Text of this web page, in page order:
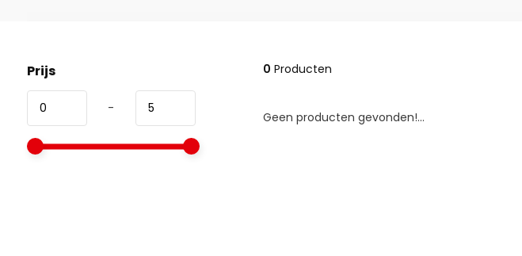
Prijs
-
0 Producten
Geen producten gevonden!...